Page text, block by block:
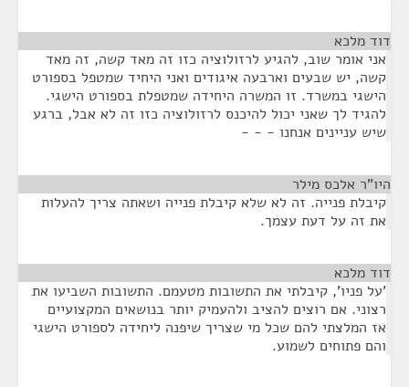
דוד מלכא
אני אומר שוב, להגיע לרזולוציה כזו זה מאד קשה, זה מאד
קשה, יש שבעים וארבעה איגודים ואני היחיד שמטפל בספורט
הישגי במשרד. זו המשרה היחידה שמטפלת בספורט הישגי.
להגיד לך שאני יכול להיכנס לרזולוציה כזו זה לא אבל, ברגע
שיש עניינים אנחנו - - -
היו"ר אלכס מילר
קיבלת פנייה. זה לא שלא קיבלת פנייה ושאתה צריך להעלות
את זה על דעת עצמך.
דוד מלכא
'על פניו', קיבלתי את התשובות מטעמם. התשובות השביעו את
רצוני. אם רוצים להציב ולהעמיק יותר בנושאים המקצועיים
אז המלצתי להם שכל מי שצריך שיפנה ליחידה לספורט הישגי
והם פתוחים לשמוע.